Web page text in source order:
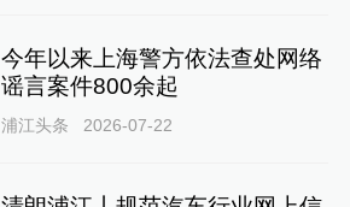
今年以来上海警方依法查处网络
谣言案件800余起
浦江头条 2026-07-22